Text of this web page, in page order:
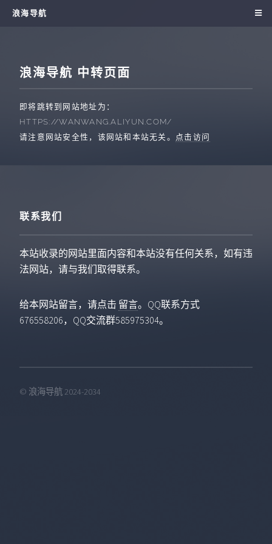
浪海导航
浪海导航 中转页面
即将跳转到网站地址为：
HTTPS://WANWANG.ALIYUN.COM/
请注意网站安全性，该网站和本站无关。 点击访问
联系我们
本站收录的网站里面内容和本站没有任何关系，如有违
法网站，请与我们取得联系。
给本网站留言，请点击 留言。QQ联系方式
676558206，QQ交流群585975304。
© 浪海导航 2024-2034